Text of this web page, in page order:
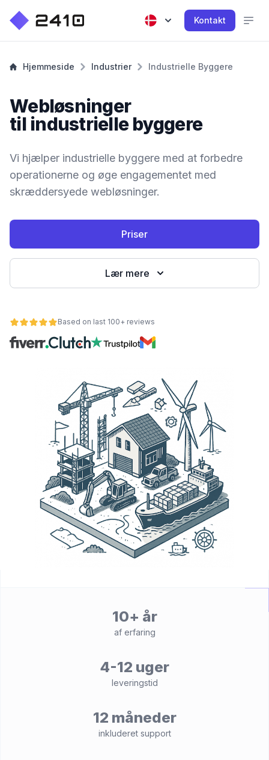
Kontakt
Hjemmeside Industrier Industrielle Byggere
Webløsninger
til industrielle byggere
Vi hjælper industrielle byggere med at forbedre
operationerne og øge engagementet med
skræddersyede webløsninger.
Priser
Lær mere
Based on last 100+ reviews
10+ år
af erfaring
4-12 uger
leveringstid
12 måneder
inkluderet support